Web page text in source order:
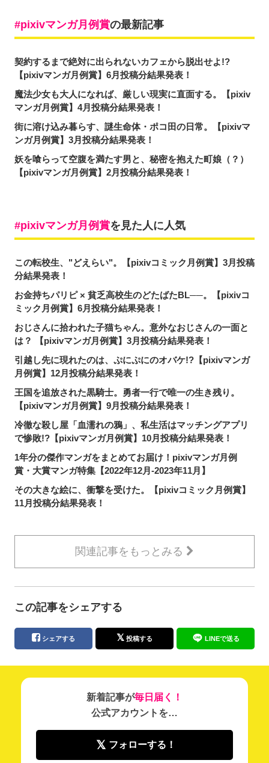
pixivマンガ月例賞の最新記事
契約するまで絶対に出られないカフェから脱出せよ!?
【pixivマンガ月例賞】6月投稿分結果発表！
魔法少女も大人になれば、厳しい現実に直面する。【pixiv
マンガ月例賞】4月投稿分結果発表！
街に溶け込み暮らす、謎生命体・ポコ田の日常。【pixivマ
ンガ月例賞】3月投稿分結果発表！
妖を喰らって空腹を満たす男と、秘密を抱えた町娘（？）
【pixivマンガ月例賞】2月投稿分結果発表！
pixivマンガ月例賞を見た人に人気
この転校生、"どえらい"。【pixivコミック月例賞】3月投稿
分結果発表！
お金持ちパリピ × 貧乏高校生のどたばたBL──。【pixivコ
ミック月例賞】6月投稿分結果発表！
おじさんに拾われた子猫ちゃん。意外なおじさんの一面と
は？ 【pixivマンガ月例賞】3月投稿分結果発表！
引越し先に現れたのは、ぷにぷにのオバケ!?【pixivマンガ
月例賞】12月投稿分結果発表！
王国を追放された黒騎士。勇者一行で唯一の生き残り。
【pixivマンガ月例賞】9月投稿分結果発表！
冷徹な殺し屋「血濡れの鴉」、私生活はマッチングアプリ
で惨敗!?【pixivマンガ月例賞】10月投稿分結果発表！
1年分の傑作マンガをまとめてお届け！pixivマンガ月例
賞・大賞マンガ特集【2022年12月-2023年11月】
その大きな絵に、衝撃を受けた。【pixivコミック月例賞】
11月投稿分結果発表！
関連記事をもっとみる
この記事をシェアする
シェアする 投稿する LINEで送る
新着記事が毎日届く！
公式アカウントを…
フォローする！